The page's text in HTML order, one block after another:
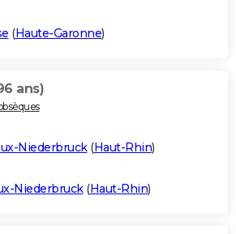
(Haute-Garonne)
ans)
Niederbruck(Haut-Rhin)
Niederbruck(Haut-Rhin)